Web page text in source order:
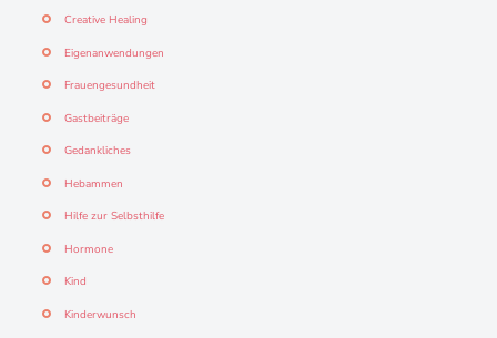
Creative Healing
Eigenanwendungen
Frauengesundheit
Gastbeiträge
Gedankliches
Hebammen
Hilfe zur Selbsthilfe
Hormone
Kind
Kinderwunsch